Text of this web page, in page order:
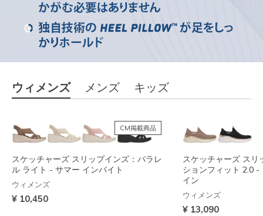
ウィメンズ メンズ キッズ
CM掲載商品
スケッチャーズ スリップインズ：パラレ
ル ライト - サマー インバイト
ウィメンズ
¥ 10,450
スケッチャーズ スリ
ションフィット 2.0 -
イン
ウィメンズ
¥ 13,090